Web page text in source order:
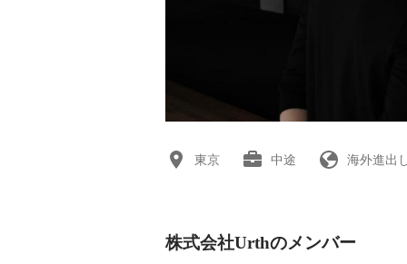
東京 中途 海外進出
株式会社Urthのメンバー